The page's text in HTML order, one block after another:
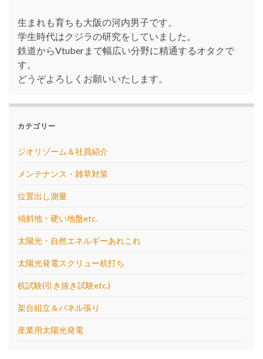
生まれも育ちも大阪の河内男子です。
学生時代はクジラの研究をしていました。
鉄道からVtuberまで幅広い分野に精通するオタクで
す。
どうぞよろしくお願いいたします。
カテゴリー
ジオリゾーム＆社員紹介
メンテナンス・雑草対策
位置出し測量
傾斜地・硬い地盤etc.
太陽光・自然エネルギーあれこれ
太陽光発電スクリュー杭打ち
杭試験(引き抜き試験etc.)
架台組立＆パネル張り
産業用太陽光発電